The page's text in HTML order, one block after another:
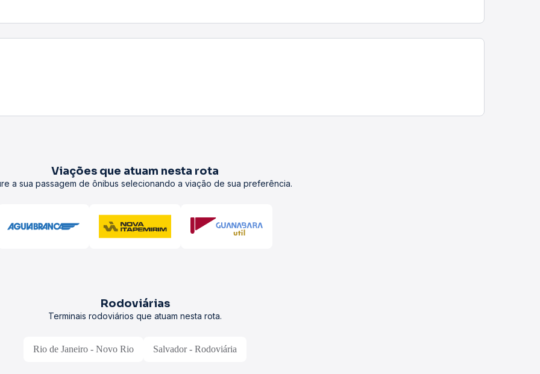
Viações que atuam nesta rota
a sua passagem de ônibus selecionando a viação de sua preferência.
Rodoviárias
Terminais rodoviários que atuam nesta rota.
Rio de Janeiro - Novo Rio Salvador - Rodoviária